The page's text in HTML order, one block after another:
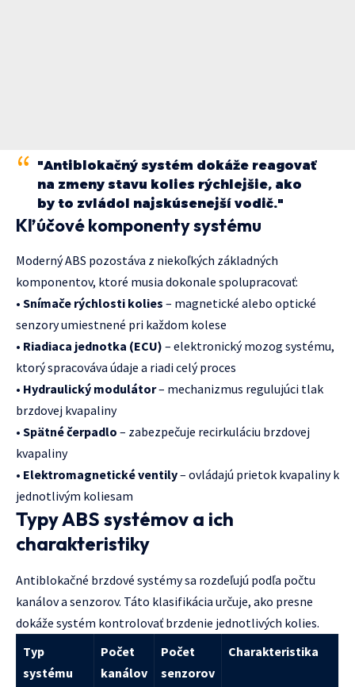
"Antiblokačný systém dokáže reagovať
na zmeny stavu kolies rýchlejšie, ako
by to zvládol najskúsenejší vodič."
Kľúčové komponenty systému
Moderný ABS pozostáva z niekoľkých základných
komponentov, ktoré musia dokonale spolupracovať:
• Snímače rýchlosti kolies – magnetické alebo optické
senzory umiestnené pri každom kolese
• Riadiaca jednotka (ECU) – elektronický mozog systému,
ktorý spracováva údaje a riadi celý proces
• Hydraulický modulátor– mechanizmus regulujúci tlak
brzdovej kvapaliny
• Spätné čerpadlo – zabezpečuje recirkuláciu brzdovej
kvapaliny
• Elektromagnetické ventily– ovládajú prietok kvapaliny k
jednotlivým koliesam
Typy ABS systémov a ich
charakteristiky
Antiblokačné brzdové systémy sa rozdeľujú podľa počtu
kanálov a senzorov. Táto klasifikácia určuje, ako presne
dokáže systém kontrolovať brzdenie jednotlivých kolies.
Typ
systému
Počet
kanálov
Počet
senzorov
Charakteristika